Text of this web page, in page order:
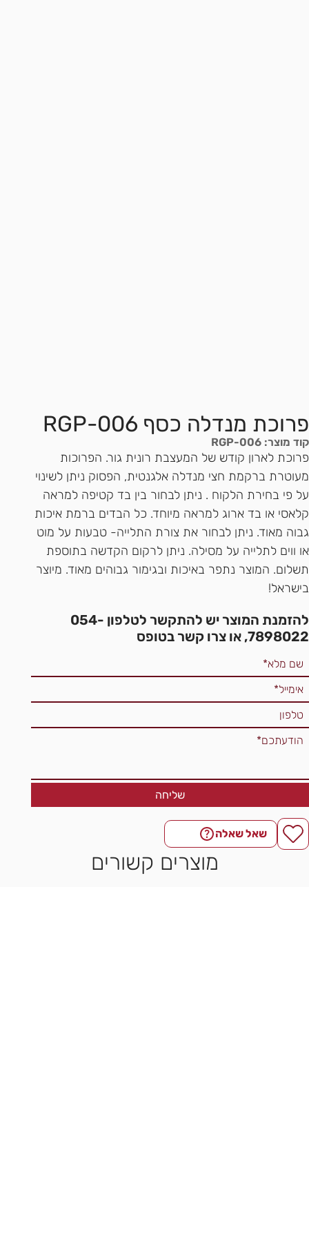
פרוכת מנדלה כסף RGP-006
קוד מוצר: RGP-006
פרוכת לארון קודש של המעצבת רונית גור. הפרוכות
מעוטרת ברקמת חצי מנדלה אלגנטית, הפסוק ניתן לשינוי
על פי בחירת הלקוח . ניתן לבחור בין בד קטיפה למראה
קלאסי או בד ארוג למראה מיוחד. כל הבדים ברמת איכות
גבוה מאוד. ניתן לבחור את צורת התלייה- טבעות על מוט
או ווים לתלייה על מסילה. ניתן לרקום הקדשה בתוספת
תשלום. המוצר נתפר באיכות ובגימור גבוהים מאוד. מיוצר
בישראל!
להזמנת המוצר יש להתקשר לטלפון 054-
7898022, או צרו קשר בטופס
שליחה
שאל שאלה
מוצרים קשורים